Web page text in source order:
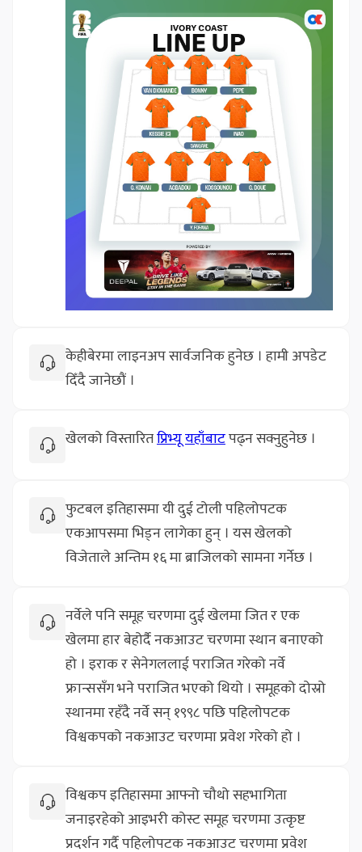
केहीबेरमा लाइनअप सार्वजनिक हुनेछ । हामी अपडेट
दिँदै जानेछौं ।
खेलको विस्तारितप्रिभ्यू यहाँबाटपढ्न सक्नुहुनेछ ।
फुटबल इतिहासमा यी दुई टोली पहिलोपटक
एकआपसमा भिड्न लागेका हुन् । यस खेलको
विजेताले अन्तिम १६ मा ब्राजिलको सामना गर्नेछ ।
नर्वेले पनि समूह चरणमा दुई खेलमा जित र एक
खेलमा हार बेहोर्दै नकआउट चरणमा स्थान बनाएको
हो । इराक र सेनेगललाई पराजित गरेको नर्वे
फ्रान्ससँग भने पराजित भएको थियो । समूहको दोस्रो
स्थानमा रहँदै नर्वे सन् १९९८ पछि पहिलोपटक
विश्वकपको नकआउट चरणमा प्रवेश गरेको हो ।
विश्वकप इतिहासमा आफ्नो चौथो सहभागिता
जनाइरहेको आइभरी कोस्ट समूह चरणमा उत्कृष्ट
प्रदर्शन गर्दै पहिलोपटक नकआउट चरणमा प्रवेश